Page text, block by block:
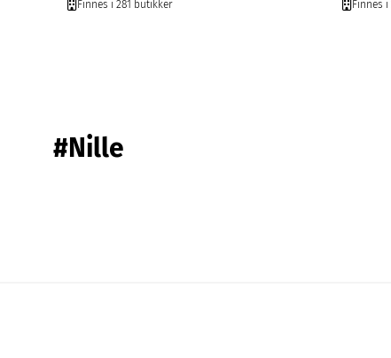
Finnes i 281 butikker
Finnes
#Nille